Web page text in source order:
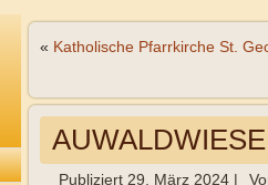
« Katholische Pfarrkirche St.
Publiziert 29. März 2024 |